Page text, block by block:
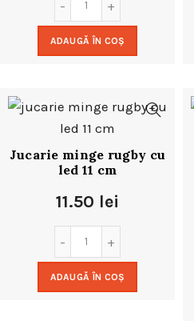
ADAUGĂ ÎN COȘ
Jucarie minge rugby cu
led 11 cm
11.50 lei
ADAUGĂ ÎN COȘ